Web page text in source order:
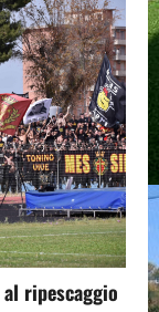
ripescaggio